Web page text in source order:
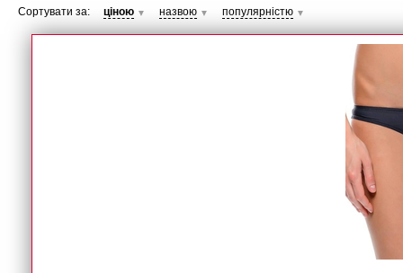
Сортувати за: ціною ▼ назвою ▼ популярністю ▼